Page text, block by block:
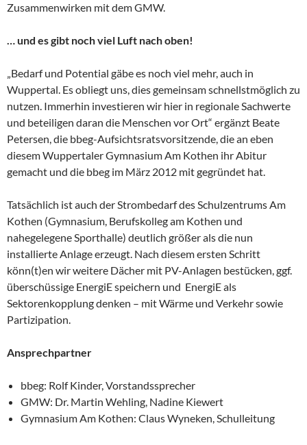
Zusammenwirken mit dem GMW.
… und es gibt noch viel Luft nach oben!
„Bedarf und Potential gäbe es noch viel mehr, auch in
Wuppertal. Es obliegt uns, dies gemeinsam schnellstmöglich zu
nutzen. Immerhin investieren wir hier in regionale Sachwerte
und beteiligen daran die Menschen vor Ort“ ergänzt Beate
Petersen, die bbeg-Aufsichtsratsvorsitzende, die an eben
diesem Wuppertaler Gymnasium Am Kothen ihr Abitur
gemacht und die bbeg im März 2012 mit gegründet hat.
Tatsächlich ist auch der Strombedarf des Schulzentrums Am
Kothen (Gymnasium, Berufskolleg am Kothen und
nahegelegene Sporthalle) deutlich größer als die nun
installierte Anlage erzeugt. Nach diesem ersten Schritt
könn(t)en wir weitere Dächer mit PV-Anlagen bestücken, ggf.
überschüssige EnergiE speichern und EnergiE als
Sektorenkopplung denken – mit Wärme und Verkehr sowie
Partizipation.
Ansprechpartner
bbeg: Rolf Kinder, Vorstandssprecher
GMW: Dr. Martin Wehling, Nadine Kiewert
Gymnasium Am Kothen: Claus Wyneken, Schulleitung